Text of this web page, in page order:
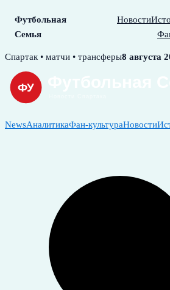
Футбольная
Семья
Новости
Skip
content
Спартак • матчи • трансферы8 августа
NewsАналитикаФан-культураНовости